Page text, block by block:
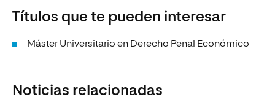
Títulos que te pueden interesar
Máster Universitario en Derecho Penal Económico
Noticias relacionadas